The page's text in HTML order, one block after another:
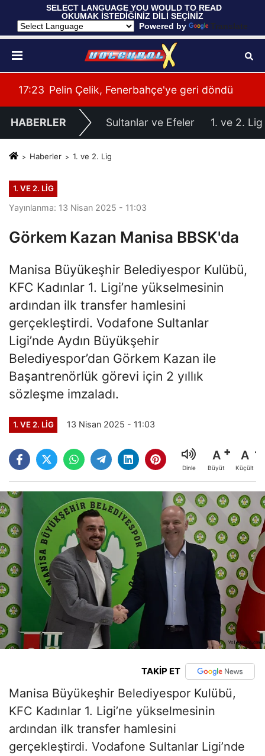
SELECT LANGUAGE YOU WOULD TO READ
OKUMAK İSTEDİĞİNİZ DİLİ SEÇİNİZ
Powered by
Translate
00:41 Gloria Ailesi, Filenin Sultanları'nı Ağırladı
HABERLER Sultanlar ve Efeler 1. ve 2. Lig
Haberler 1. ve 2. Lig
1. VE 2. LIG
Yayınlanma: 13 Nisan 2025 - 11:03
Görkem Kazan Manisa BBSK'da
Manisa Büyükeşhir Belediyespor Kulübü,
KFC Kadınlar 1. Ligi’ne yükselmesinin
ardından ilk transfer hamlesini
gerçekleştirdi. Vodafone Sultanlar
Ligi’nde Aydın Büyükşehir
Belediyespor’dan Görkem Kazan ile
Başantrenörlük görevi için 2 yıllık
sözleşme imzaladı.
1. VE 2. LIG 13 Nisan 2025 - 11:03
Dinle
A
Büyüt
A
Küçült
TAKİP ET
Manisa Büyükeşhir Belediyespor Kulübü,
KFC Kadınlar 1. Ligi’ne yükselmesinin
ardından ilk transfer hamlesini
gerçekleştirdi. Vodafone Sultanlar Ligi’nde